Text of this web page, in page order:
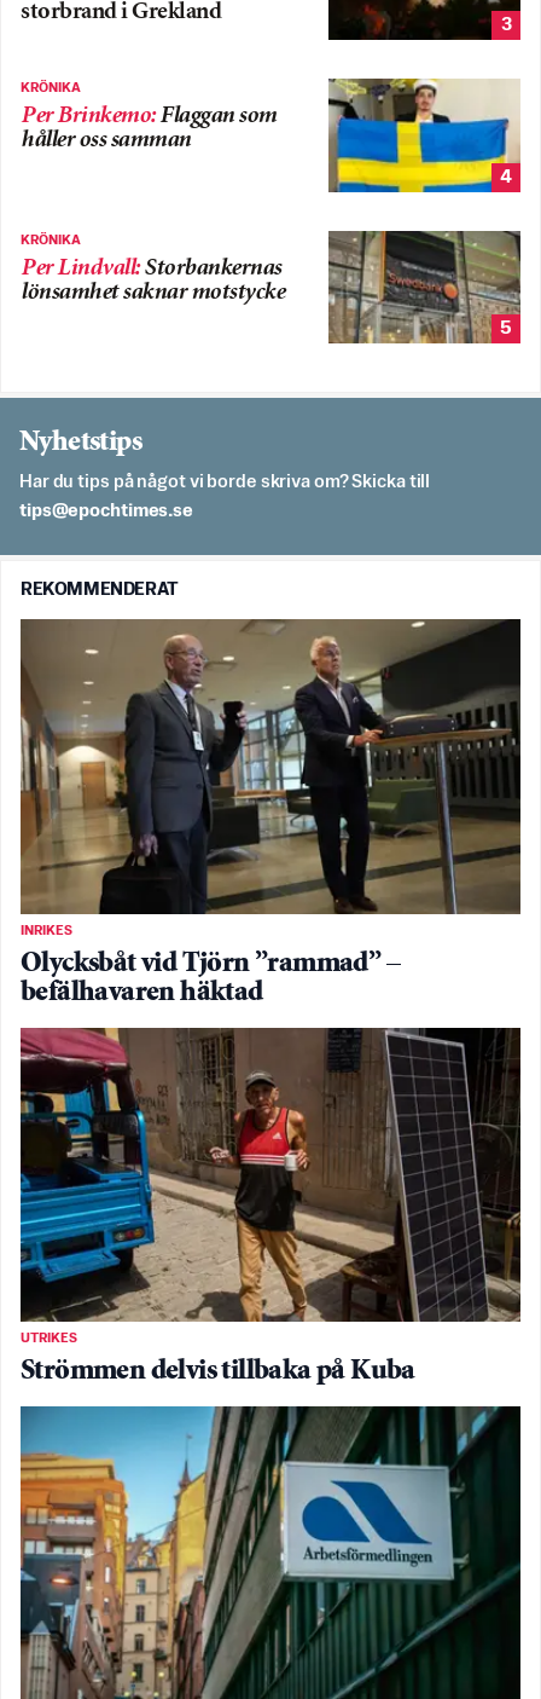
storbrand i Grekland
3
KRÖNIKA
Per Brinkemo:Flaggan som
håller oss samman
4
KRÖNIKA
Per Lindvall:Storbankernas
lönsamhet saknar motstycke
5
Nyhetstips
Har du tips på något vi borde skriva om? Skicka till
es.semithcope@spit
REKOMMENDERAT
INRIKES
Olycksbåt vid Tjörn ”rammad” –
befälhavaren häktad
UTRIKES
Strömmen delvis tillbaka på Kuba